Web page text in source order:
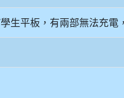
生平板，有兩部無法充電